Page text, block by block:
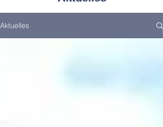
Aktuelles